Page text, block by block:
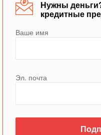
Нужны
кредитные
Ваше имя
Эл. почта